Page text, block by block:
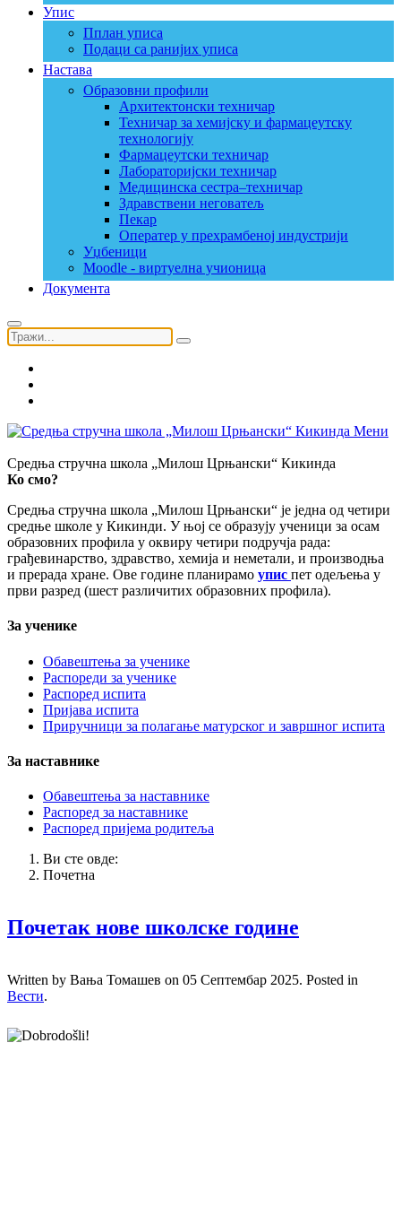
Упис
Пплан уписа
Подаци са ранијих уписа
Настава
Образовни профили
Архитектонски техничар
Техничар за хемијску и фармацеутску
технологију
Фармацеутски техничар
Лабораторијски техничар
Медицинска сестра–техничар
Здравствени неговатељ
Пекар
Оператер у прехрамбеној индустрији
Уџбеници
Moodle - виртуелна учионица
Документа
Мени
Средња стручна школа „Милош Црњански“ Кикинда
Ко смо?
Средња стручна школа „Милош Црњански“ је једна од четири
средње школе у Кикинди. У њој се образују ученици за осам
образовних профила у оквиру четири подручја рада:
грађевинарство, здравство, хемија и неметали, и производња
и прерада хране. Ове године планирамо упис пет одељења у
први разред (шест различитих образовних профила).
За ученике
Обавештења за ученике
Распореди за ученике
Распоред испита
Пријава испита
Приручници за полагање матурског и завршног испита
За наставнике
Обавештења за наставнике
Распоред за наставнике
Распоред пријема родитеља
Ви сте овде:
Почетна
Почетак нове школске године
Written by Вања Томашев on 05 Септембар 2025. Posted in
Вести.